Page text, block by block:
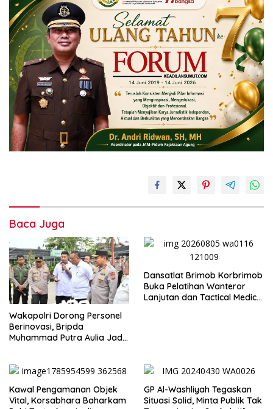
Baca Juga
Wakapolri Dorong Personel
Berinovasi, Bripda
Muhammad Putra Aulia Jadi
Dansatlat Brimob Korbrimob
Buka Pelatihan Wanteror
Lanjutan dan Tactical Medic
Kawal Pengamanan Objek
Vital, Korsabhara Baharkam
GP Al-Washliyah Tegaskan
Situasi Solid, Minta Publik Tak